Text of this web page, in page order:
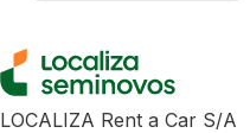
LOCALIZA Rent a Car S/A